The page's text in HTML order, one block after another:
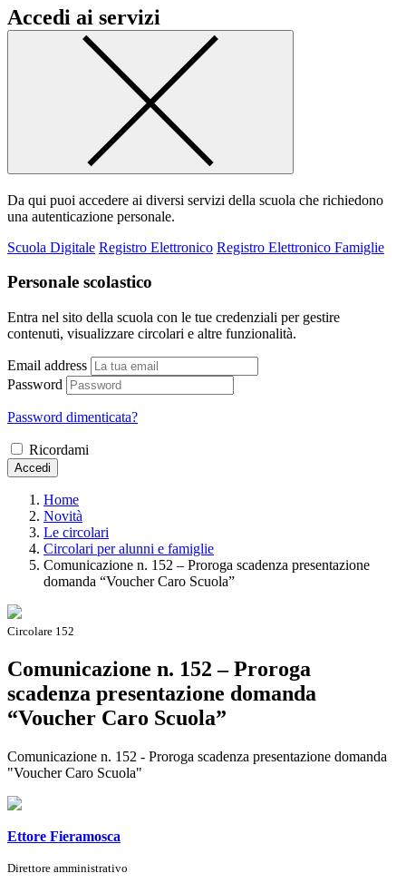
Accedi ai servizi
Da qui puoi accedere ai diversi servizi della scuola che richiedono
una autenticazione personale.
Scuola Digitale Registro Elettronico Registro Elettronico Famiglie
Personale scolastico
Entra nel sito della scuola con le tue credenziali per gestire
contenuti, visualizzare circolari e altre funzionalità.
Email address
Password
Password dimenticata?
Ricordami
Accedi
Home
Novità
Le circolari
Circolari per alunni e famiglie
Comunicazione n. 152 – Proroga scadenza presentazione
domanda “Voucher Caro Scuola”
Circolare 152
Comunicazione n. 152 – Proroga
scadenza presentazione domanda
“Voucher Caro Scuola”
Comunicazione n. 152 - Proroga scadenza presentazione domanda
"Voucher Caro Scuola"
Ettore Fieramosca
Direttore amministrativo